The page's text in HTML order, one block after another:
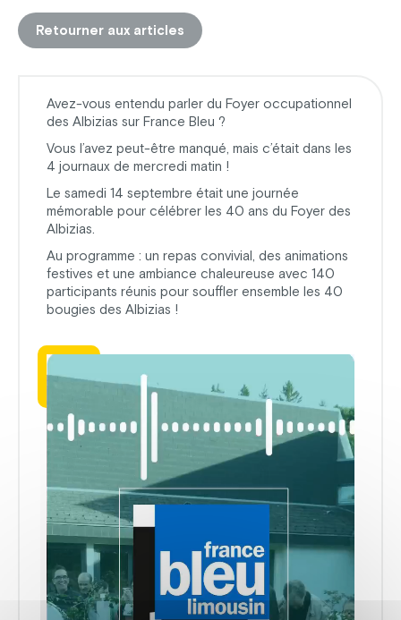
Retourner aux articles
Avez-vous entendu parler du Foyer occupationnel
des Albizias sur France Bleu ?
Vous l’avez peut-être manqué, mais c’était dans les
4 journaux de mercredi matin !
Le samedi 14 septembre était une journée
mémorable pour célébrer les 40 ans du Foyer des
Albizias.
Au programme : un repas convivial, des animations
festives et une ambiance chaleureuse avec 140
participants réunis pour souffler ensemble les 40
bougies des Albizias !